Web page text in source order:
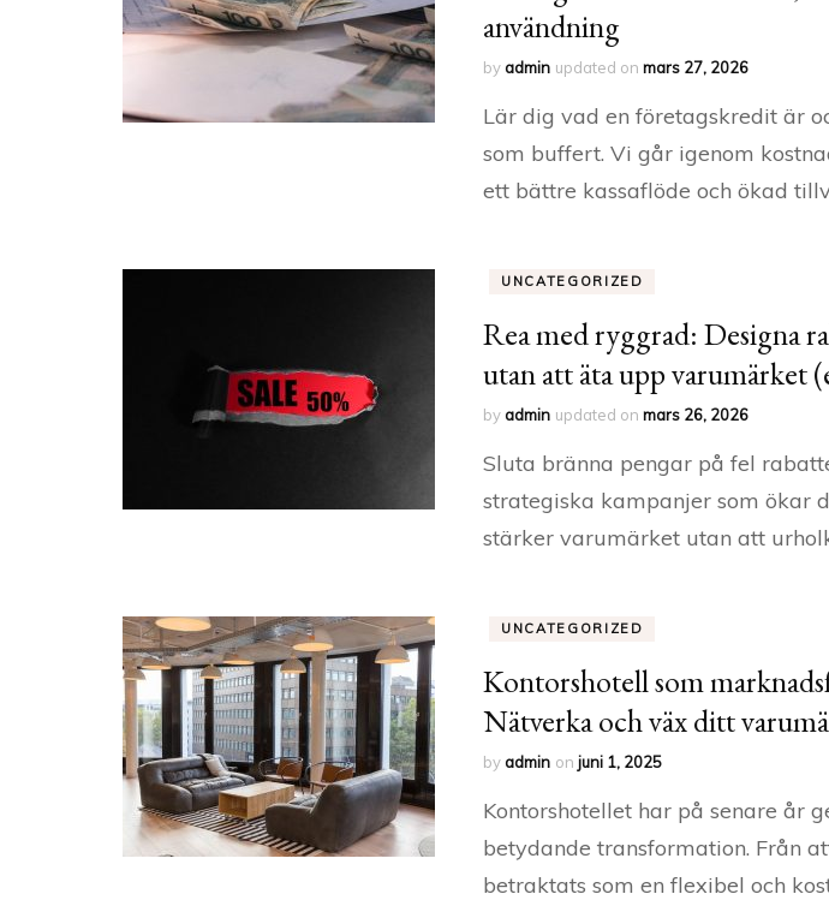
användning
byadmin updated on mars 27, 2026
Lär dig vad en företagskredit är
som buffert. Vi går igenom
ett bättre kassaflöde och ökad
UNCATEGORIZED
Rea med ryggrad: Designa
utan att äta upp varumärket
byadmin updated on mars 26, 2026
Sluta bränna pengar på fel
strategiska kampanjer som ökar
stärker varumärket utan att
UNCATEGORIZED
Kontorshotell som
Nätverka och väx ditt
byadmin on juni 1, 2025
Kontorshotellet har på senare år
betydande transformation. Från
betraktats som en flexibel och